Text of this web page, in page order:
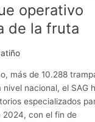
operativo
de la fruta
más de 10.288
nacional, el SAG
especializados
2024, con el fin de